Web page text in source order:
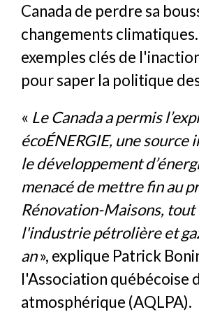
Canada de perdre sa
changements
exemples clés de
pour saper la politique
« Le Canada a permis
écoÉNERGIE, une
le développement
menacé de mettre fin au
Rénovation-Maisons,
l'industrie pétrolière et
an», explique Patrick
l'Association québécoise
atmosphérique (AQLPA).